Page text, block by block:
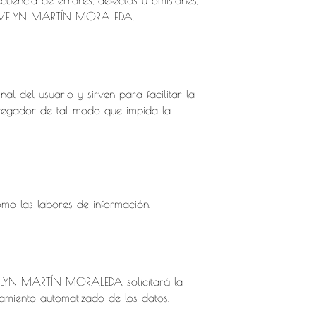
MARTÍN MORALEDA
del usuario y sirven para facilitar la
de tal modo que impida la
las labores de información.
MARTÍN MORALEDA solicitará la
automatizado de los datos.